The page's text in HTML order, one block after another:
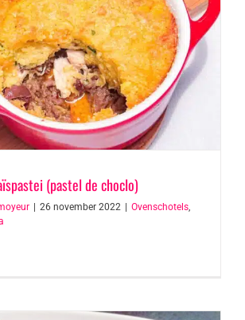
(pastel de choclo)
26 november 2022 Ovenschotels,